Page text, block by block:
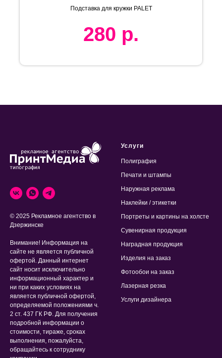
Подставка для кружки PALET
280 р.
© 2025 Рекламное агентство в
Дзержинске
Внимание! Информация на
сайте не является публичной
офертой. Данный интернет
сайт носит исключительно
информационный характер и
ни при каких условиях на
является публичной офертой,
определяемой положениями ч.
2 ст. 437 ГК РФ. Для получения
подробной информации о
стоимости, тираже, сроках
выполнения, пожалуйста,
обращайтесь к сотруднику
Услуги
Полиграфия
Печати и штампы
Наружная реклама
Наклейки / этикетки
Портреты и картины на холсте
Сувенирная продукция
Наградная продукция
Изделия на заказ
Фотообои на заказ
Лазерная резка
Услуги дизайнера